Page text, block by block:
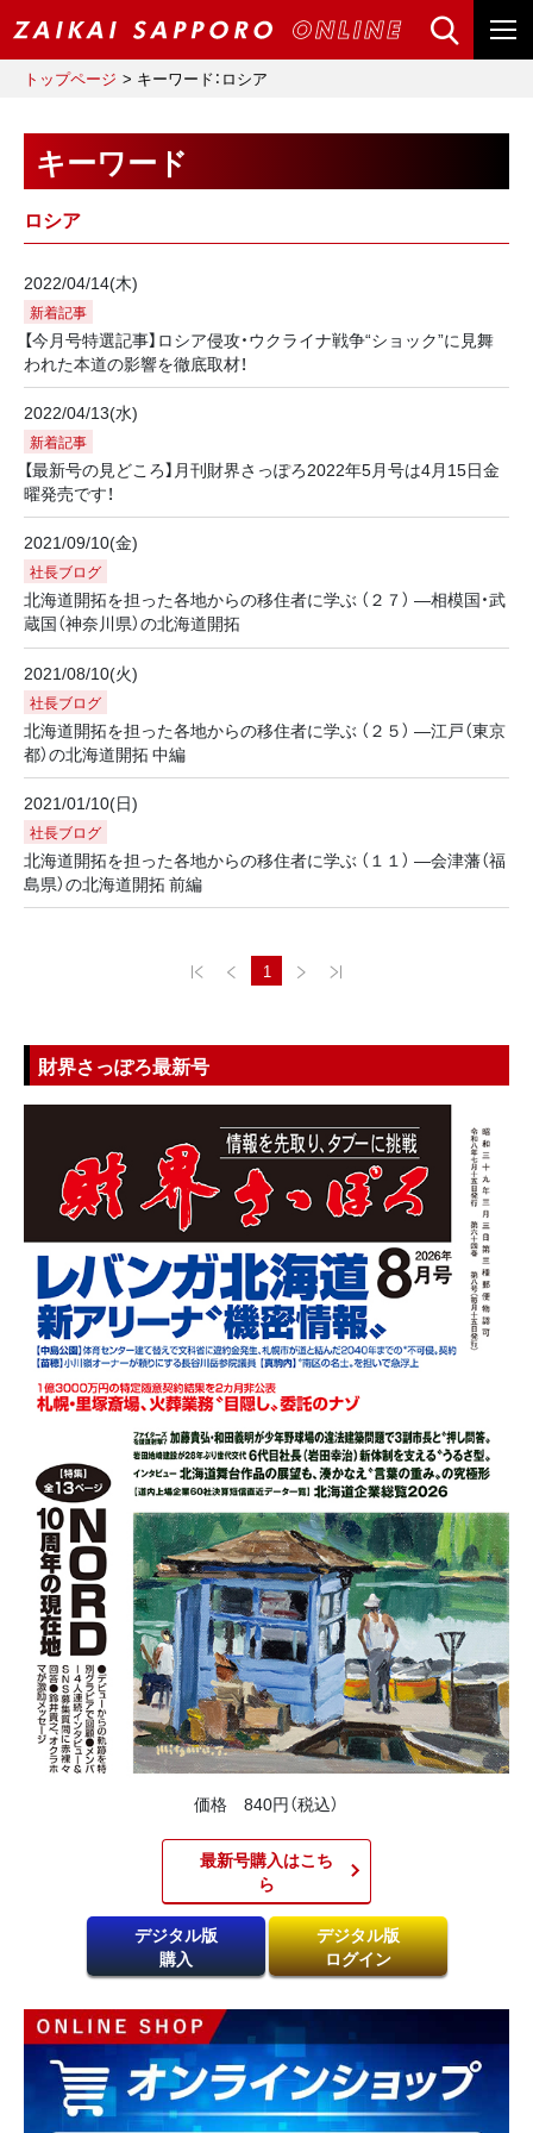
トップページ キーワード：ロシア
キーワード
ロシア
2022/04/14(木)
新着記事
【今月号特選記事】ロシア侵攻・ウクライナ戦争“ショック”に見舞
われた本道の影響を徹底取材！
2022/04/13(水)
新着記事
【最新号の見どころ】月刊財界さっぽろ2022年5月号は4月15日金
曜発売です！
2021/09/10(金)
社長ブログ
北海道開拓を担った各地からの移住者に学ぶ （２７） ―相模国・武
蔵国（神奈川県）の北海道開拓
2021/08/10(火)
社長ブログ
北海道開拓を担った各地からの移住者に学ぶ （２５） ―江戸（東京
都）の北海道開拓 中編
2021/01/10(日)
社長ブログ
北海道開拓を担った各地からの移住者に学ぶ （１１） ―会津藩（福
島県）の北海道開拓 前編
1
財界さっぽろ最新号
価格 840円（税込）
最新号購入はこち
ら​
デジタル版
購入
デジタル版
ログイン